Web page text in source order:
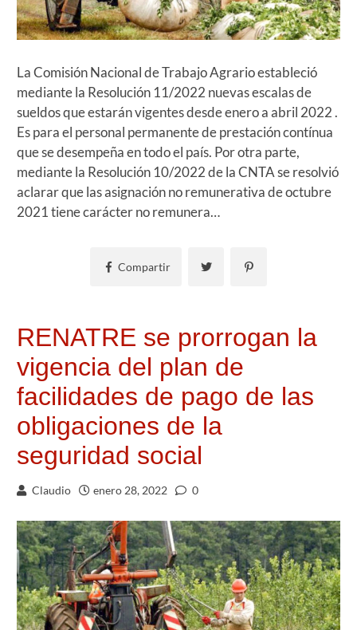
La Comisión Nacional de Trabajo Agrario estableció
mediante la Resolución 11/2022 nuevas escalas de
sueldos que estarán vigentes desde enero a abril 2022 .
Es para el personal permanente de prestación contínua
que se desempeña en todo el país. Por otra parte,
mediante la Resolución 10/2022 de la CNTA se resolvió
aclarar que las asignación no remunerativa de octubre
2021 tiene carácter no remunera…
Compartir
RENATRE se prorrogan la
vigencia del plan de
facilidades de pago de las
obligaciones de la
seguridad social
Claudio enero 28, 2022 0